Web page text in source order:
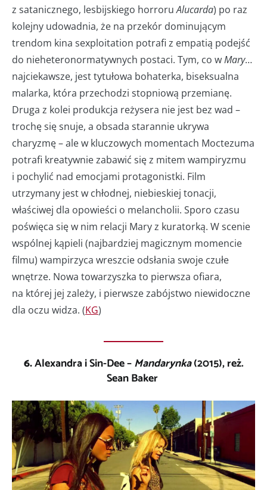
z satanicznego, lesbijskiego horroruAlucarda) po raz
kolejny udowadnia, że na przekór dominującym
trendom kina sexploitation potrafi z empatią podejść
do nieheteronormatywnych postaci. Tym, co wMary…
najciekawsze, jest tytułowa bohaterka, biseksualna
malarka, która przechodzi stopniową przemianę.
Druga z kolei produkcja reżysera nie jest bez wad –
trochę się snuje, a obsada starannie ukrywa
charyzmę – ale w kluczowych momentach Moctezuma
potrafi kreatywnie zabawić się z mitem wampiryzmu
i pochylić nad emocjami protagonistki. Film
utrzymany jest w chłodnej, niebieskiej tonacji,
właściwej dla opowieści o melancholii. Sporo czasu
poświęca się w nim relacji Mary z kuratorką. W scenie
wspólnej kąpieli (najbardziej magicznym momencie
filmu) wampirzyca wreszcie odsłania swoje czułe
wnętrze. Nowa towarzyszka to pierwsza ofiara,
na której jej zależy, i pierwsze zabójstwo niewidoczne
dla oczu widza. (KG)
6.Alexandra i Sin-Dee –Mandarynka(2015), reż.
Sean Baker